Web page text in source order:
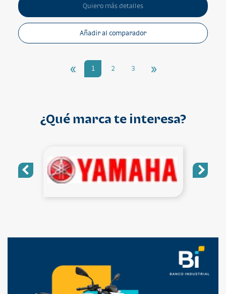
Quiero más detalles
Añadir al comparador
« 1 2 3 »
¿Qué marca te interesa?